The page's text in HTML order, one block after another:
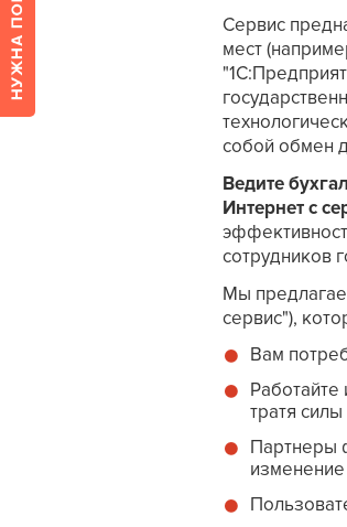
Сервис
мест
собой обмен
Ведите
Интернет с
сотрудников
Мы
сервис"),
Вам
тратя
Партнеры